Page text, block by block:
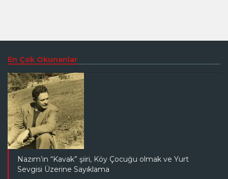
En Çok Okunanlar
Nazım’ın “Kavak” şiiri, Köy Çocuğu olmak ve Yurt
Sevgisi Üzerine Sayıklama